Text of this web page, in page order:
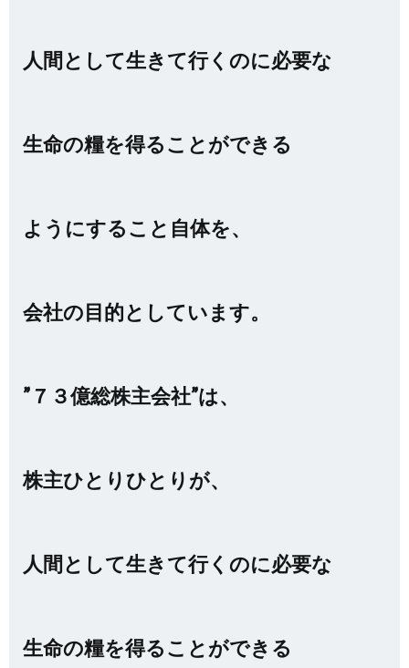
人間として生きて行くのに必要な
生命の糧を得ることができる
ようにすること自体を、
会社の目的としています。
”７３億総株主会社”は、
株主ひとりひとりが、
人間として生きて行くのに必要な
生命の糧を得ることができる